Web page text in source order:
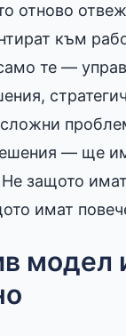
отново
към
те —
— ще
защото
имат
модел